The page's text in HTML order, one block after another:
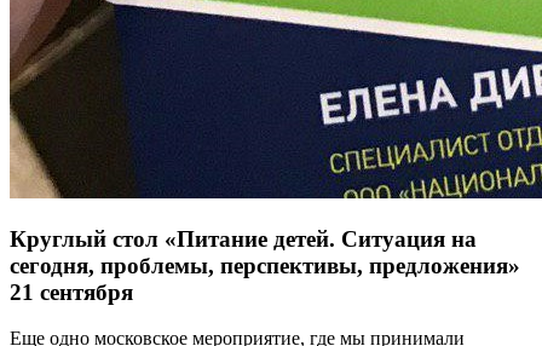
Круглый стол «Питание детей. Ситуация на
сегодня, проблемы, перспективы, предложения»
21 сентября
Еще одно московское мероприятие, где мы принимали